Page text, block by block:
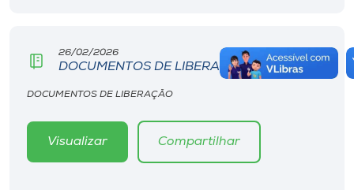
26/02/2026
DOCUMENTOS DE LIBERAÇÃO
DOCUMENTOS DE LIBERAÇÃO
Visualizar Compartilhar